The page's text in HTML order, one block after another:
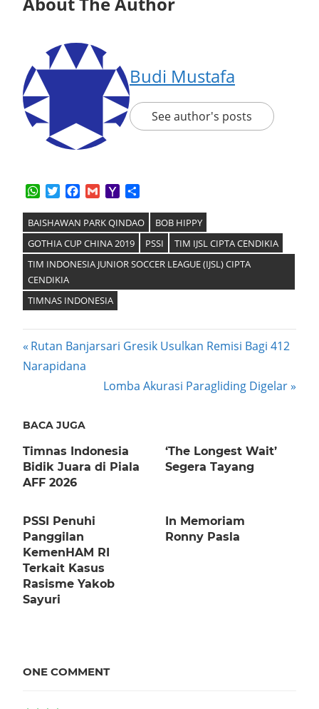
Budi Mustafa
See author's posts
WhatsApp
TwitterFacebook
GmailYahoo
BAISHAWAN PARK QINDAO
BOB HIPPY
GOTHIA CUP CHINA 2019
PSSI
TIM IJSL CIPTA CENDIKIA
TIM INDONESIA JUNIOR SOCCER LEAGUE (IJSL) CIPTA
CENDIKIA
TIMNAS INDONESIA
Post
navigation
Previous
Post:
Rutan Banjarsari Gresik Usulkan Remisi Bagi 412
Narapidana
Next
Lomba Akurasi Paragliding Digelar
BACA JUGA
Timnas Indonesia
Bidik Juara di Piala
AFF 2026
‘The Longest Wait’
Segera Tayang
PSSI Penuhi
Panggilan
KemenHAM RI
Terkait Kasus
Rasisme Yakob
Sayuri
In Memoriam
Ronny Pasla
ONE COMMENT